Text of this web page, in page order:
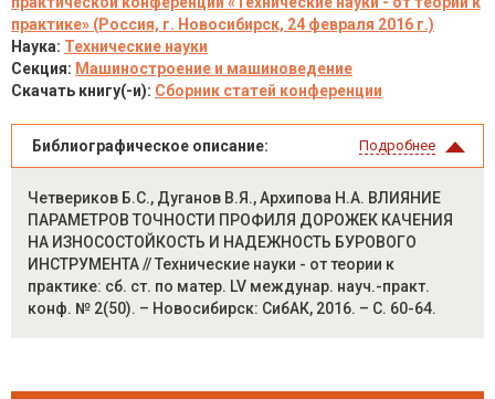
практике» (Россия, г. Новосибирск, 24 февраля 2016 г.)
Наука: Технические науки
Секция: Машиностроение и машиноведение
Скачать книгу(-и): Сборник статей конференции
Библиографическое описание: Подробнее
Четвериков Б.С., Дуганов В.Я., Архипова Н.А. ВЛИЯНИЕ
ПАРАМЕТРОВ ТОЧНОСТИ ПРОФИЛЯ ДОРОЖЕК КАЧЕНИЯ
НА ИЗНОСОСТОЙКОСТЬ И НАДЕЖНОСТЬ БУРОВОГО
ИНСТРУМЕНТА // Технические науки - от теории к
практике: сб. ст. по матер. LV междунар. науч.-практ.
конф. № 2(50). – Новосибирск: СибАК, 2016. – С. 60-64.